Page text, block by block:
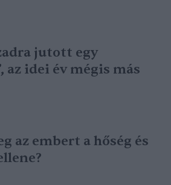
jutott egy
az idei év mégis más
az embert a hőség és